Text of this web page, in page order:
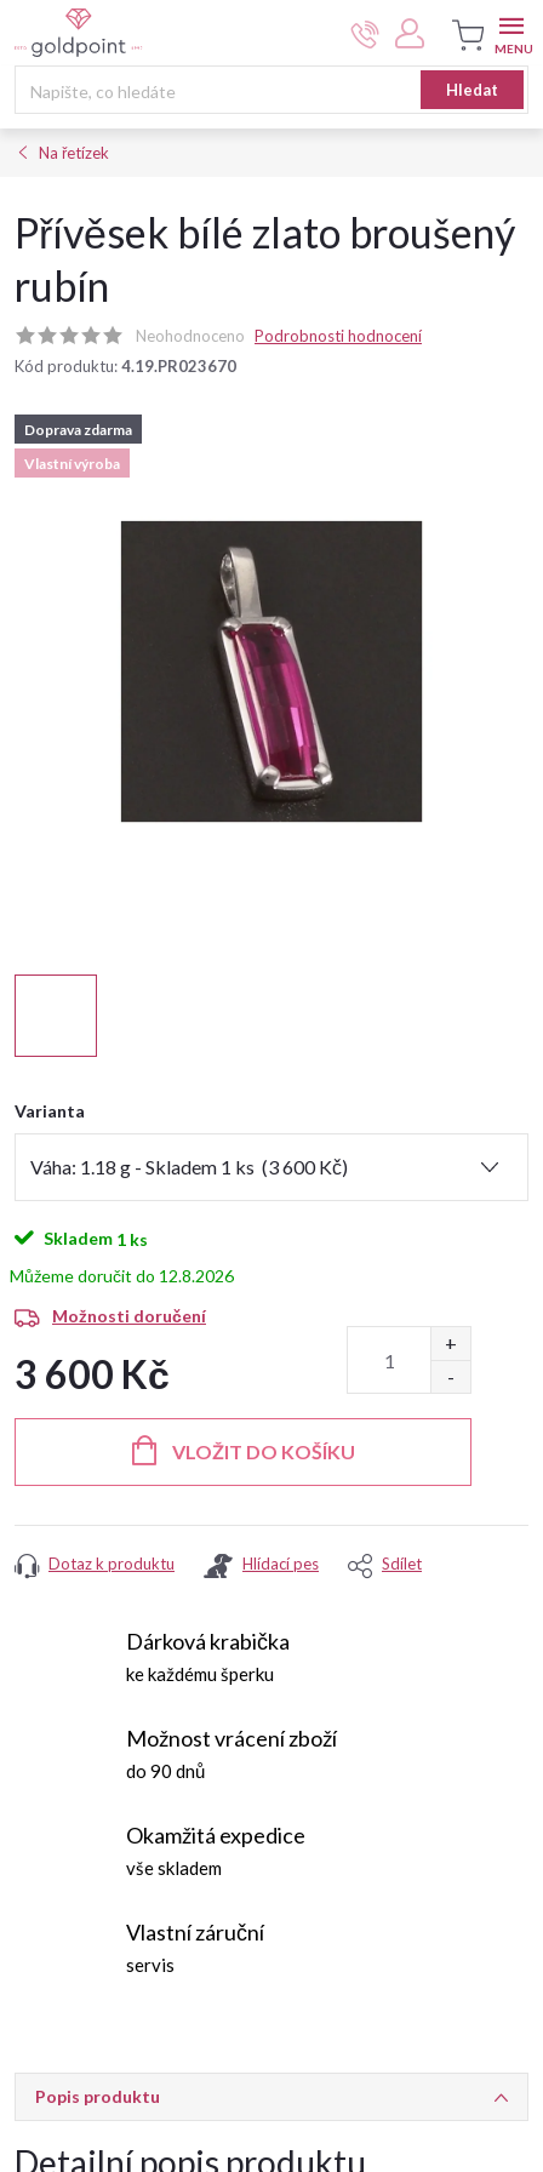
na
Hledat
Nákupní
košík
Na řetízek
Přívěsek bílé zlato broušený
rubín
Neohodnoceno Podrobnosti hodnocení
Kód produktu:4.19.PR023670
Doprava zdarma
Vlastní výroba
Varianta
Skladem 1 ks
12.8.2026
Možnosti doručení
3 600 Kč
VLOŽIT DO KOŠÍKU
Dotaz k produktu Hlídací pes Sdílet
Dárková krabička
ke každému šperku
Možnost vrácení zboží
do 90 dnů
Okamžitá expedice
vše skladem
Vlastní záruční
servis
Popis produktu
Detailní popis produktu